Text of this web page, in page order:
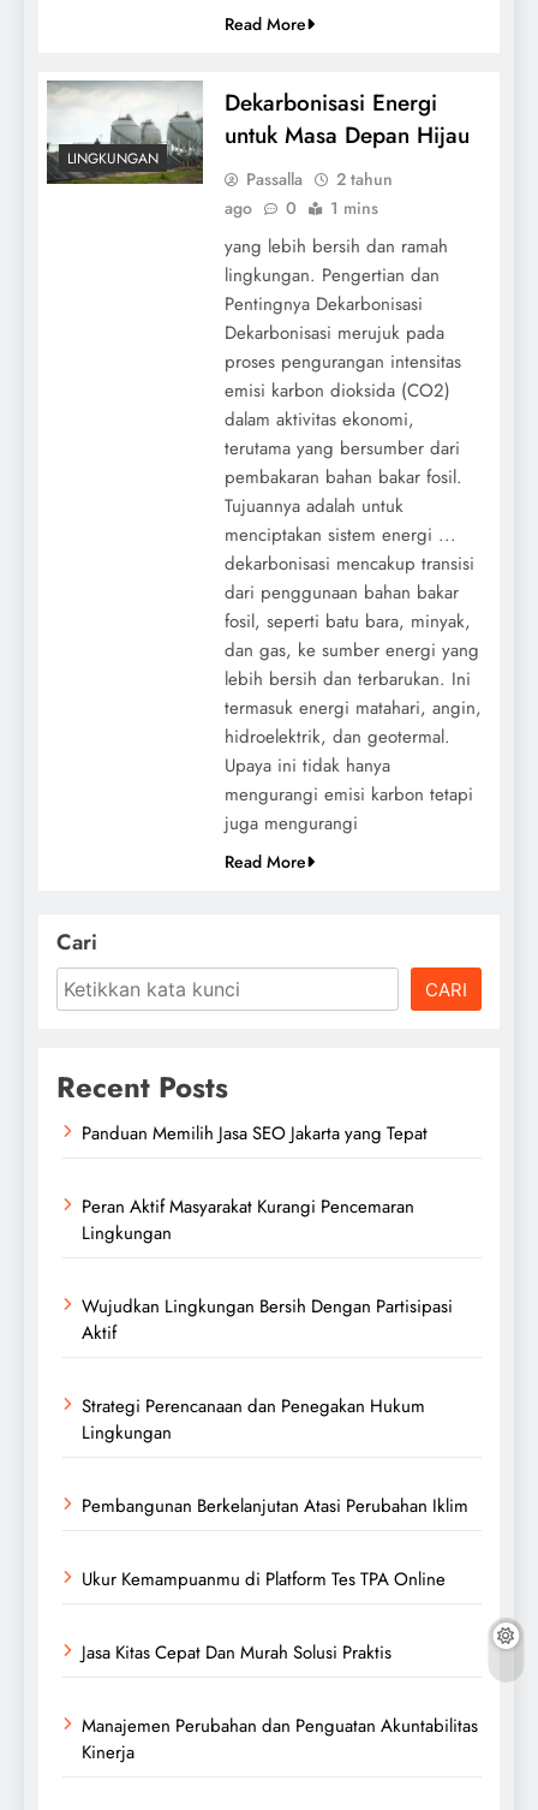
Read More
LINGKUNGAN
Dekarbonisasi Energi
untuk Masa Depan Hijau
Passalla
2 tahun
ago
0 1 mins
yang lebih bersih dan ramah
lingkungan. Pengertian dan
Pentingnya Dekarbonisasi
Dekarbonisasi merujuk pada
proses pengurangan intensitas
emisi karbon dioksida (CO2)
dalam aktivitas ekonomi,
terutama yang bersumber dari
pembakaran bahan bakar fosil.
Tujuannya adalah untuk
menciptakan sistem energi ...
dekarbonisasi mencakup transisi
dari penggunaan bahan bakar
fosil, seperti batu bara, minyak,
dan gas, ke sumber energi yang
lebih bersih dan terbarukan. Ini
termasuk energi matahari, angin,
hidroelektrik, dan geotermal.
Upaya ini tidak hanya
mengurangi emisi karbon tetapi
juga mengurangi
Read More
Cari
CARI
Recent Posts
Panduan Memilih Jasa SEO Jakarta yang Tepat
Peran Aktif Masyarakat Kurangi Pencemaran
Lingkungan
Wujudkan Lingkungan Bersih Dengan Partisipasi
Aktif
Strategi Perencanaan dan Penegakan Hukum
Lingkungan
Pembangunan Berkelanjutan Atasi Perubahan Iklim
Ukur Kemampuanmu di Platform Tes TPA Online
Jasa Kitas Cepat Dan Murah Solusi Praktis
Manajemen Perubahan dan Penguatan Akuntabilitas
Kinerja